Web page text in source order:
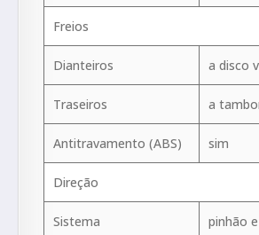
Freios
Dianteiros a disco
Traseiros a
Antitravamento (ABS) sim
Direção
Sistema pinhão